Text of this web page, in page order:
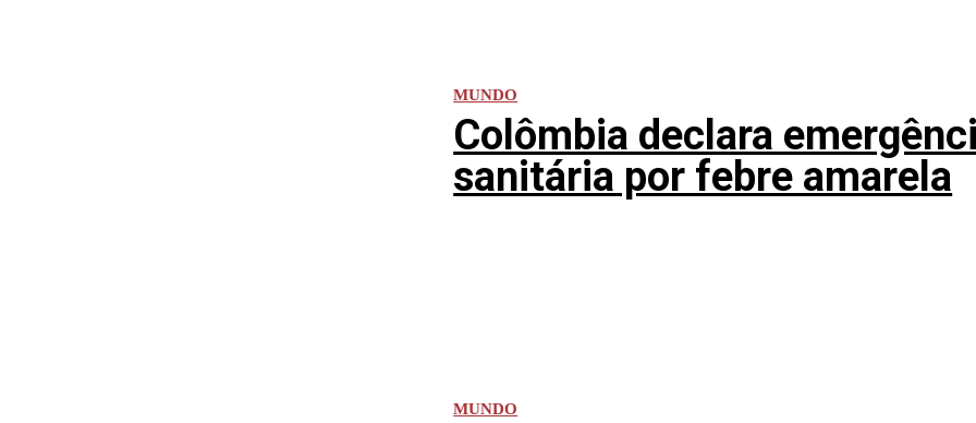
MUNDO
Colômbia declara
sanitária por febre amarela
MUNDO